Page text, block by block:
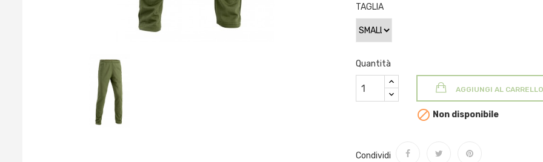
TAGLIA
Quantità
AGGIUNGI AL CARRELLO
 Non disponibile
Condividi